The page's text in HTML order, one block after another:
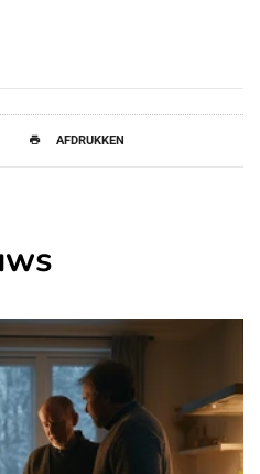
AFDRUKKEN